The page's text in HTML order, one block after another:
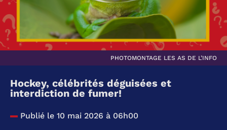
PHOTOMONTAGE LES AS DE L’INFO
Hockey, célébrités déguisées et
interdiction de fumer!
Publié le 10 mai 2026 à 06h00